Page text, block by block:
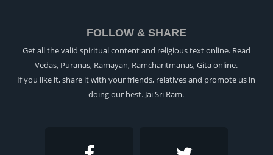
FOLLOW & SHARE
Get all the valid spiritual content and religious text online. Read
Vedas, Puranas, Ramayan, Ramcharitmanas, Gita online.
If you like it, share it with your friends, relatives and promote us in
doing our best. Jai Sri Ram.